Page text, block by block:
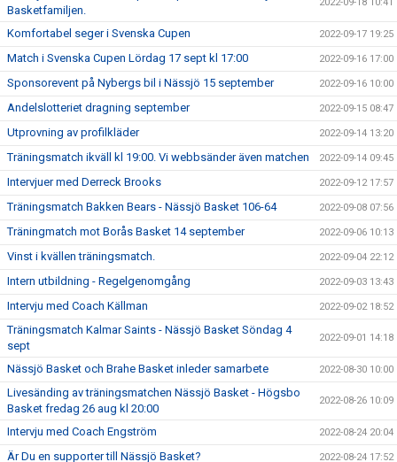
Basketfamiljen.
2022-09-18 10:41
Komfortabel seger i Svenska Cupen 2022-09-17 19:25
Match i Svenska Cupen Lördag 17 sept kl 17:00 2022-09-16 17:00
Sponsorevent på Nybergs bil i Nässjö 15 september 2022-09-16 10:00
Andelslotteriet dragning september 2022-09-15 08:47
Utprovning av profilkläder 2022-09-14 13:20
Träningsmatch ikväll kl 19:00. Vi webbsänder även matchen 2022-09-14 09:45
Intervjuer med Derreck Brooks 2022-09-12 17:57
Träningsmatch Bakken Bears - Nässjö Basket 106-64 2022-09-08 07:56
Träningmatch mot Borås Basket 14 september 2022-09-06 10:13
Vinst i kvällen träningsmatch. 2022-09-04 22:12
Intern utbildning - Regelgenomgång 2022-09-03 13:43
Intervju med Coach Källman 2022-09-02 18:52
Träningsmatch Kalmar Saints - Nässjö Basket Söndag 4
sept
2022-09-01 14:18
Nässjö Basket och Brahe Basket inleder samarbete 2022-08-30 10:00
Livesänding av träningsmatchen Nässjö Basket - Högsbo
Basket fredag 26 aug kl 20:00
2022-08-26 10:09
Intervju med Coach Engström 2022-08-24 20:04
Är Du en supporter till Nässjö Basket? 2022-08-24 17:52